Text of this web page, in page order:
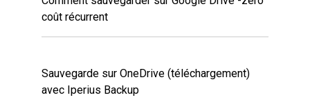
coût récurrent
Sauvegarde sur OneDrive (téléchargement)
avec Iperius Backup